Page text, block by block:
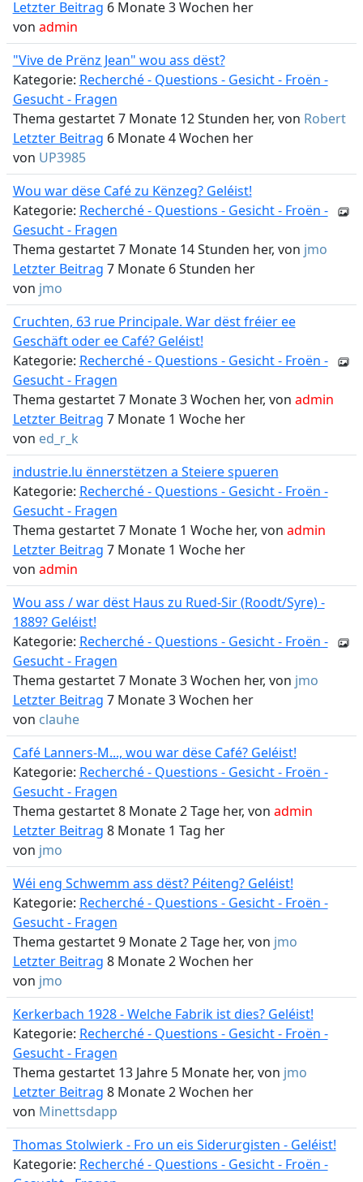
Letzter Beitrag 6 Monate 3 Wochen her
von admin
"Vive de Prënz Jean" wou ass dëst?
Kategorie: Recherché - Questions - Gesicht - Froën -
Gesucht - Fragen
Thema gestartet 7 Monate 12 Stunden her, von Robert
Letzter Beitrag 6 Monate 4 Wochen her
von UP3985
Wou war dëse Café zu Kënzeg? Geléist!
Kategorie: Recherché - Questions - Gesicht - Froën -
Gesucht - Fragen
Thema gestartet 7 Monate 14 Stunden her, von jmo
Letzter Beitrag 7 Monate 6 Stunden her
von jmo
Cruchten, 63 rue Principale. War dëst fréier ee
Geschäft oder ee Café? Geléist!
Kategorie: Recherché - Questions - Gesicht - Froën -
Gesucht - Fragen
Thema gestartet 7 Monate 3 Wochen her, von admin
Letzter Beitrag 7 Monate 1 Woche her
von ed_r_k
industrie.lu ënnerstëtzen a Steiere spueren
Kategorie: Recherché - Questions - Gesicht - Froën -
Gesucht - Fragen
Thema gestartet 7 Monate 1 Woche her, von admin
Letzter Beitrag 7 Monate 1 Woche her
von admin
Wou ass / war dëst Haus zu Rued-Sir (Roodt/Syre) -
1889? Geléist!
Kategorie: Recherché - Questions - Gesicht - Froën -
Gesucht - Fragen
Thema gestartet 7 Monate 3 Wochen her, von jmo
Letzter Beitrag 7 Monate 3 Wochen her
von clauhe
Café Lanners-M..., wou war dëse Café? Geléist!
Kategorie: Recherché - Questions - Gesicht - Froën -
Gesucht - Fragen
Thema gestartet 8 Monate 2 Tage her, von admin
Letzter Beitrag 8 Monate 1 Tag her
von jmo
Wéi eng Schwemm ass dëst? Péiteng? Geléist!
Kategorie: Recherché - Questions - Gesicht - Froën -
Gesucht - Fragen
Thema gestartet 9 Monate 2 Tage her, von jmo
Letzter Beitrag 8 Monate 2 Wochen her
von jmo
Kerkerbach 1928 - Welche Fabrik ist dies? Geléist!
Kategorie: Recherché - Questions - Gesicht - Froën -
Gesucht - Fragen
Thema gestartet 13 Jahre 5 Monate her, von jmo
Letzter Beitrag 8 Monate 2 Wochen her
von Minettsdapp
Thomas Stolwierk - Fro un eis Siderurgisten - Geléist!
Kategorie: Recherché - Questions - Gesicht - Froën -